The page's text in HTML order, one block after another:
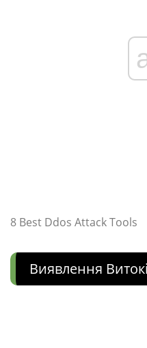
8 Best Ddos Attack Tools
Виявлення